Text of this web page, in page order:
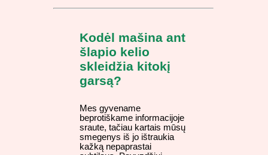
Kodėl mašina ant
šlapio kelio
skleidžia kitokį
garsą?
Mes gyvename
beprotiškame informacijoje
sraute, tačiau kartais mūsų
smegenys iš jo ištraukia
kažką nepaprastai